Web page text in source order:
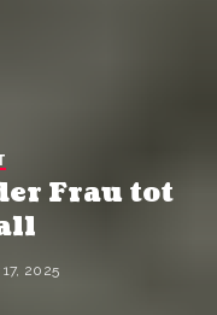
Frau tot
2025